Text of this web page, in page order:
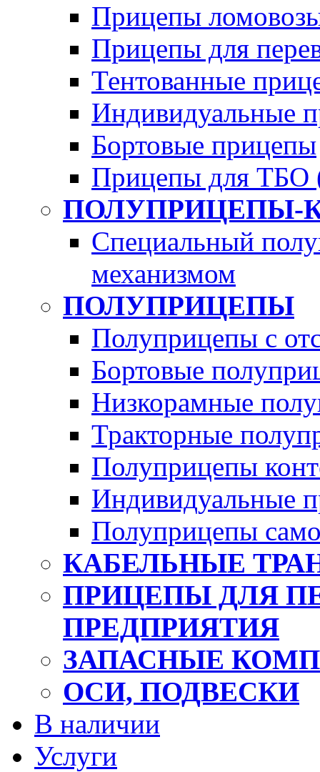
Прицепы
Прицепы для
Тентованные
Индивидуальные
Бортовые прицепы
Прицепы для ТБО
ПОЛУПРИЦЕПЫ-
Специальный
механизмом
ПОЛУПРИЦЕПЫ
Полуприцепы с
Бортовые
Низкорамные
Тракторные
Полуприцепы
Индивидуальные
Полуприцепы
КАБЕЛЬНЫЕ
ПРИЦЕПЫ ДЛЯ
ПРЕДПРИЯТИЯ
ЗАПАСНЫЕ
ОСИ, ПОДВЕСКИ
В наличии
Услуги